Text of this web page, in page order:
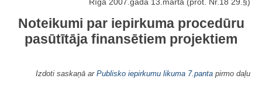
Noteikumi par iepirkuma procedūru
pasūtītāja finansētiem projektiem
Izdoti saskaņā ar Publisko iepirkumu likuma 7.panta pirmo daļu